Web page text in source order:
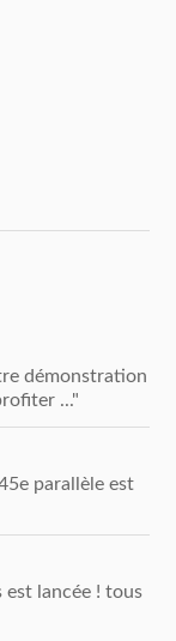
démonstration
..."
parallèle est
est lancée ! tous